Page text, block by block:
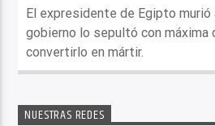
El expresidente de Egipto murió
gobierno lo sepultó con máxima
convertirlo en mártir.
NUESTRAS REDES